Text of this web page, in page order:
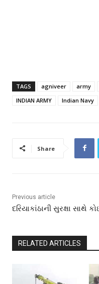
TAGS agniveer army
INDIAN ARMY
Indian Navy
Share
Previous article
દરિયાકાંઠાની સુરક્ષા સાથે
RELATED ARTICLES